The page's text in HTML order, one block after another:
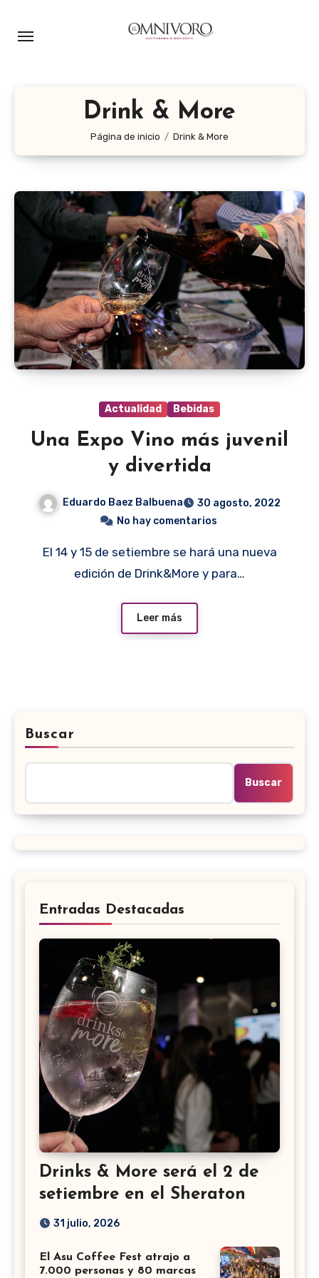
Drink & More
Página de inicio Drink & More
Actualidad Bebidas
Una Expo Vino más juvenil
y divertida
Eduardo Baez Balbuena
30 agosto, 2022
No hay comentarios
El 14 y 15 de setiembre se hará una nueva
edición de Drink&More y para…
Leer más
Buscar
Buscar
Entradas Destacadas
Drinks & More será el 2 de
setiembre en el Sheraton
31 julio, 2026
El Asu Coffee Fest atrajo a
7.000 personas y 80 marcas